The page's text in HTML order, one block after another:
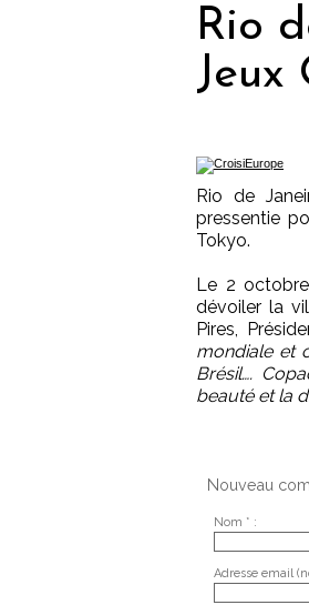
Rio
Jeux
Rio de
pressentie
Tokyo.
Le 2
dévoiler la
Pires,
mondiale et
Brésil….
beauté et la
Nouveau
Nom * :
Adresse email